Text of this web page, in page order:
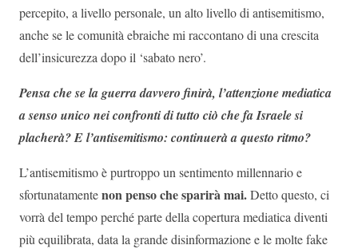
percepito, a livello personale, un alto livello di antisemitismo,
anche se le comunità ebraiche mi raccontano di una crescita
dell’insicurezza dopo il ‘sabato nero’.
Pensa che se la guerra davvero finirà, l’attenzione mediatica
a senso unico nei confronti di tutto ciò che fa Israele si
placherà? E l’antisemitismo: continuerà a questo ritmo?
L’antisemitismo è purtroppo un sentimento millennario e
sfortunatamentenon penso che sparirà mai.Detto questo, ci
vorrà del tempo perché parte della copertura mediatica diventi
più equilibrata, data la grande disinformazione e le molte fake